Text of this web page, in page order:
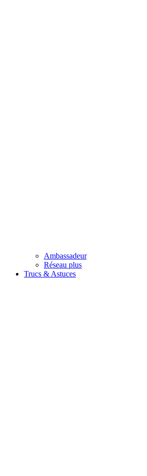
Ambassadeur
Réseau plus
Trucs & Astuces